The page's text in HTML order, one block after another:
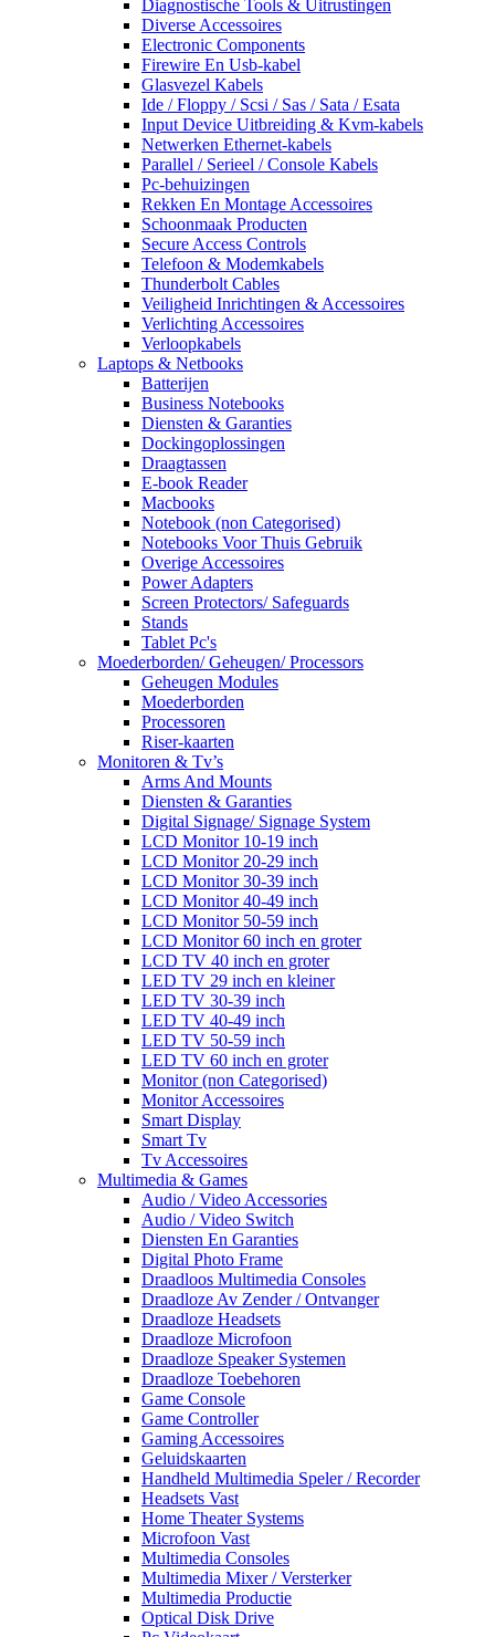
Diagnostische Tools & Uitrustingen
Diverse Accessoires
Electronic Components
Firewire En Usb-kabel
Glasvezel Kabels
Ide / Floppy / Scsi / Sas / Sata / Esata
Input Device Uitbreiding & Kvm-kabels
Netwerken Ethernet-kabels
Parallel / Serieel / Console Kabels
Pc-behuizingen
Rekken En Montage Accessoires
Schoonmaak Producten
Secure Access Controls
Telefoon & Modemkabels
Thunderbolt Cables
Veiligheid Inrichtingen & Accessoires
Verlichting Accessoires
Verloopkabels
Laptops & Netbooks
Batterijen
Business Notebooks
Diensten & Garanties
Dockingoplossingen
Draagtassen
E-book Reader
Macbooks
Notebook (non Categorised)
Notebooks Voor Thuis Gebruik
Overige Accessoires
Power Adapters
Screen Protectors/ Safeguards
Stands
Tablet Pc's
Moederborden/ Geheugen/ Processors
Geheugen Modules
Moederborden
Processoren
Riser-kaarten
Monitoren & Tv’s
Arms And Mounts
Diensten & Garanties
Digital Signage/ Signage System
LCD Monitor 10-19 inch
LCD Monitor 20-29 inch
LCD Monitor 30-39 inch
LCD Monitor 40-49 inch
LCD Monitor 50-59 inch
LCD Monitor 60 inch en groter
LCD TV 40 inch en groter
LED TV 29 inch en kleiner
LED TV 30-39 inch
LED TV 40-49 inch
LED TV 50-59 inch
LED TV 60 inch en groter
Monitor (non Categorised)
Monitor Accessoires
Smart Display
Smart Tv
Tv Accessoires
Multimedia & Games
Audio / Video Accessories
Audio / Video Switch
Diensten En Garanties
Digital Photo Frame
Draadloos Multimedia Consoles
Draadloze Av Zender / Ontvanger
Draadloze Headsets
Draadloze Microfoon
Draadloze Speaker Systemen
Draadloze Toebehoren
Game Console
Game Controller
Gaming Accessoires
Geluidskaarten
Handheld Multimedia Speler / Recorder
Headsets Vast
Home Theater Systems
Microfoon Vast
Multimedia Consoles
Multimedia Mixer / Versterker
Multimedia Productie
Optical Disk Drive